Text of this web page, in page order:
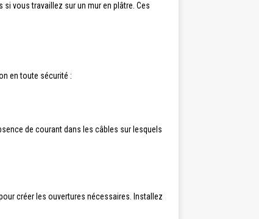
vous travaillez sur un mur en plâtre. Ces
en toute sécurité :
de courant dans les câbles sur lesquels
créer les ouvertures nécessaires. Installez